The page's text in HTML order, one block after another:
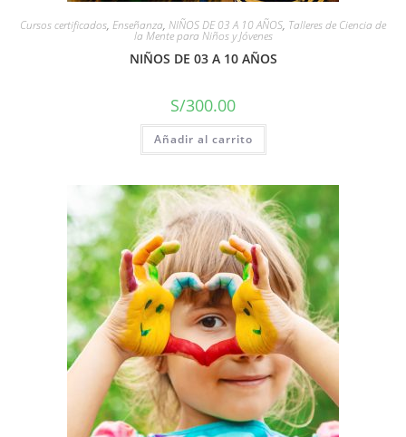
Cursos certificados, Enseñanza, NIÑOS DE 03 A 10 AÑOS, Talleres de Ciencia de
la Mente para Niños y Jóvenes
NIÑOS DE 03 A 10 AÑOS
S/300.00
Añadir al carrito